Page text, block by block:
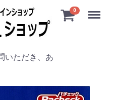
いただき、あ
0 Menu